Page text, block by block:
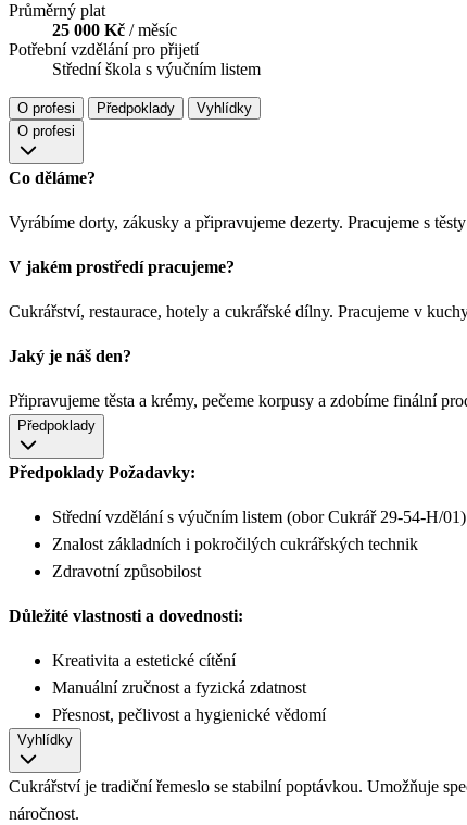
Průměrný plat
25 000 Kč / měsíc
Potřební vzdělání pro přijetí
Střední škola s výučním listem
O profesi Předpoklady
Vyhlídky
O profesi
Co děláme?
Vyrábíme dorty, zákusky a připravujeme dezerty. Pracujeme s
V jakém prostředí pracujeme?
Cukrářství, restaurace, hotely a cukrářské dílny. Pracujeme v
Jaký je náš den?
Připravujeme těsta a krémy, pečeme korpusy a zdobíme finální
Předpoklady
Předpoklady Požadavky:
Střední vzdělání s výučním listem (obor Cukrář 29-54-H/01)
Znalost základních i pokročilých cukrářských technik
Zdravotní způsobilost
Důležité vlastnosti a dovednosti:
Kreativita a estetické cítění
Manuální zručnost a fyzická zdatnost
Přesnost, pečlivost a hygienické vědomí
Vyhlídky
Cukrářství je tradiční řemeslo se stabilní poptávkou. Umožňuje
náročnost.